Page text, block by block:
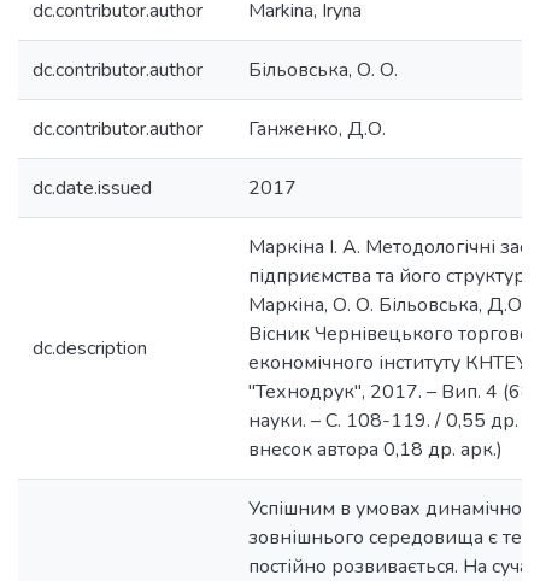
dc.contributor.author Markina, Iryna
dc.contributor.author Більовська, О. О.
dc.contributor.author Ганженко, Д.О.
dc.date.issued 2017
dc.description
Маркіна І. А. Методологічні
підприємства та його
Маркіна, О. О. Більовська, Д.О.
Вісник Чернівецького
економічного інституту
"Технодрук", 2017. – Вип. 4
науки. – С. 108-119. / 0,55 др.
внесок автора 0,18 др. арк.)
Успішним в умовах
зовнішнього середовища є те
постійно розвивається. На